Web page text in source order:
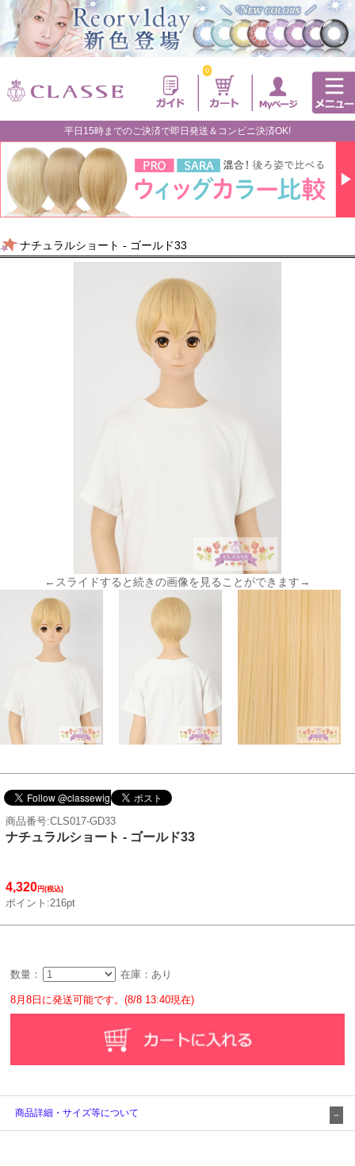
0
平日15時までのご決済で即日発送＆コンビニ決済OK!
ナチュラルショート - ゴールド33
←スライドすると続きの画像を見ることができます→
商品番号:CLS017-GD33
ナチュラルショート - ゴールド33
4,320円(税込)
ポイント:216pt
数量： 在庫：あり
8月8日に発送可能です。(8/8 13:40現在)
商品詳細・サイズ等について